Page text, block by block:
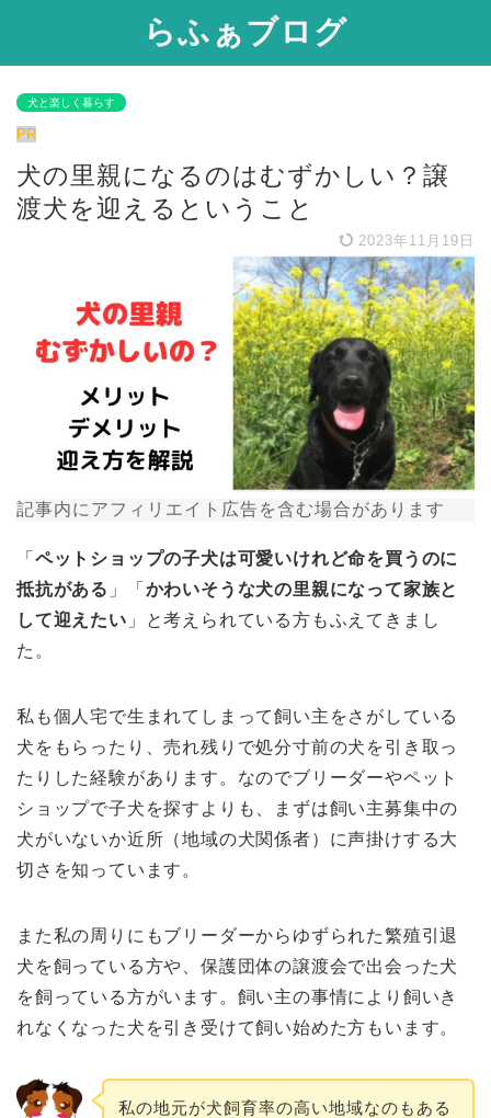
らふぁブログ
犬と楽しく暮らす
PR
犬の里親になるのはむずかしい？譲
渡犬を迎えるということ
2023年11月19日
記事内にアフィリエイト広告を含む場合があります
「 ペットショップの子犬は可愛いけれど命を買うのに
抵抗がある 」「 かわいそうな犬の里親になって家族と
して迎えたい 」と考えられている方もふえてきまし
た。
私も個人宅で生まれてしまって飼い主をさがしている
犬をもらったり、売れ残りで処分寸前の犬を引き取っ
たりした経験があります。なのでブリーダーやペット
ショップで子犬を探すよりも、まずは飼い主募集中の
犬がいないか近所（地域の犬関係者）に声掛けする大
切さを知っています。
また私の周りにもブリーダーからゆずられた繁殖引退
犬を飼っている方や、保護団体の譲渡会で出会った犬
を飼っている方がいます。飼い主の事情により飼いき
れなくなった犬を引き受けて飼い始めた方もいます。
私の地元が犬飼育率の高い地域なのもある